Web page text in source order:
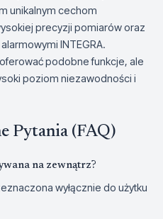
unikalnym cechom
precyzji pomiarów oraz
INTEGRA.
podobne funkcje, ale
poziom niezawodności i
Pytania (FAQ)
na zewnątrz?
wyłącznie do użytku